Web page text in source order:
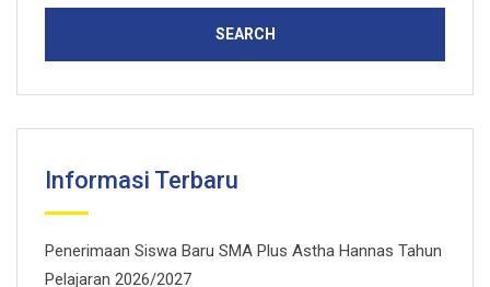
Informasi Terbaru
Penerimaan Siswa Baru SMA Plus Astha Hannas Tahun
Pelajaran 2026/2027